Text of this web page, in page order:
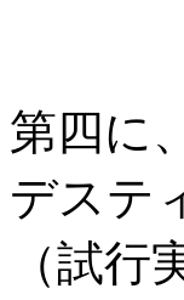
第四に
デステ
（試